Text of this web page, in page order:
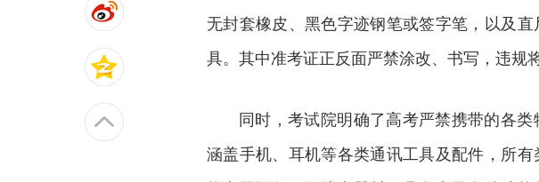
无封套橡皮、黑色字迹钢笔或签字笔，以及
具。其中准考证正反面严禁涂改、书写，违规
同时，考试院明确了高考严禁携带的各
涵盖手机、耳机等各类通讯工具及配件，所